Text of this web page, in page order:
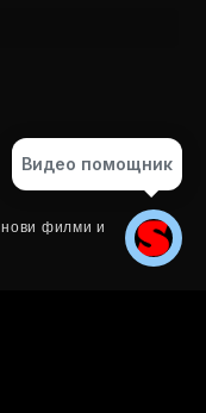
филми и
Видео помощник